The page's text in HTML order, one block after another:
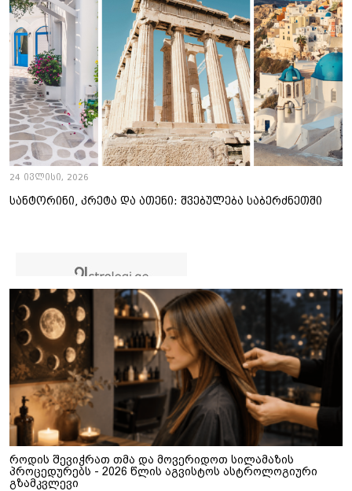
24 ივლისი, 2026
სანტორინი, კრეტა და ათენი: შვებულება საბერძნეთში
როდის შევიჭრათ თმა და მოვერიდოთ სილამაზის
პროცედურებს - 2026 წლის აგვისტოს ასტროლოგიური
გზამკვლევი